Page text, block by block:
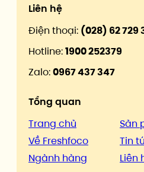
Liên hệ
Điện thoại: (028) 62 729
Hotline:1900 252379
Zalo:0967 437 347
Tổng quan
Trang chủ
Về Freshfoco
Ngành hàng
Sản
Tin
Liên